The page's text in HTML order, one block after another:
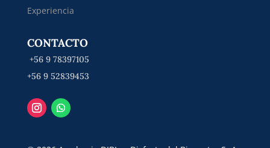
Experiencia
CONTACTO
+56 9 78397105
+56 9 52839453